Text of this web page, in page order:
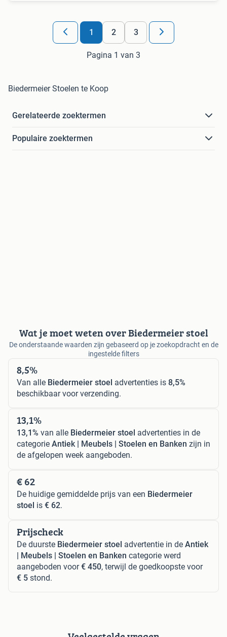
1 2 3
Pagina 1 van 3
Biedermeier Stoelen te Koop
Gerelateerde zoektermen
Populaire zoektermen
Wat je moet weten over Biedermeier stoel
De onderstaande waarden zijn gebaseerd op je zoekopdracht en de
ingestelde filters
8,5%
Van alle Biedermeier stoel advertenties is 8,5%
beschikbaar voor verzending.
13,1%
13,1% van alle Biedermeier stoel advertenties in de
categorie Antiek | Meubels | Stoelen en Banken zijn in
de afgelopen week aangeboden.
€ 62
De huidige gemiddelde prijs van een Biedermeier
stoel is € 62.
Prijscheck
De duurste Biedermeier stoel advertentie in de Antiek
| Meubels | Stoelen en Banken categorie werd
aangeboden voor€ 450, terwijl de goedkoopste voor
€ 5 stond.